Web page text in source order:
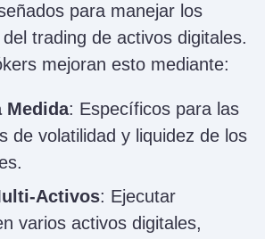
para manejar los
trading de activos digitales.
mejoran esto mediante:
Medida: Específicos para las
de volatilidad y liquidez de los
Activos: Ejecutar
varios activos digitales,